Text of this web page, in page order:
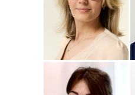
Подробнеео
Юлия
Стоматолог-ортодонт